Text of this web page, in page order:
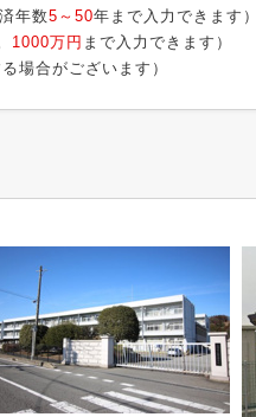
年数5～50年まで入力できます）
1000万円 まで入力できます）
場合がございます）